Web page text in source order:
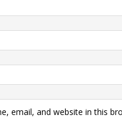
email, and website in this